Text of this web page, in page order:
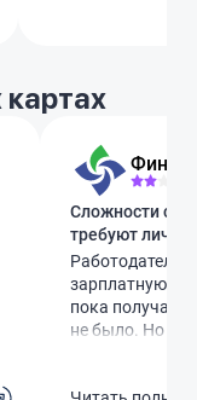
Сложности с
требуют
Работодатель
зарплатную
пока получал
не было. Но